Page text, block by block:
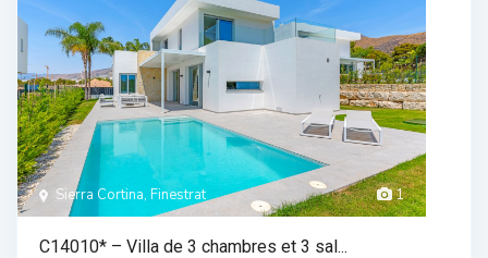
1
Sierra Cortina, Finestrat
C14010* – Villa de 3 chambres et 3 sal...